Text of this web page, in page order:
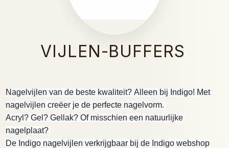
VIJLEN-BUFFERS
Nagelvijlen van de beste kwaliteit? Alleen bij Indigo! Met
Acryl? Gel? Gellak? Of misschien een natuurlijke
nagelplaat?
De Indigo nagelvijlen verkrijgbaar bij de Indigo webshop